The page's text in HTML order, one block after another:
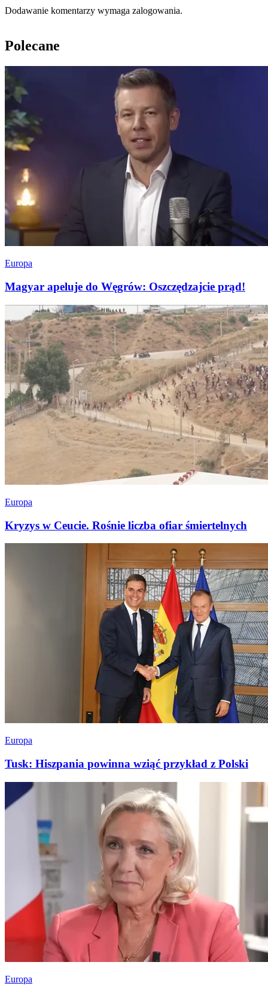
Dodawanie komentarzy wymaga zalogowania.
Polecane
Europa
Magyar apeluje do Węgrów: Oszczędzajcie prąd!
Europa
Kryzys w Ceucie. Rośnie liczba ofiar śmiertelnych
Europa
Tusk: Hiszpania powinna wziąć przykład z Polski
Europa